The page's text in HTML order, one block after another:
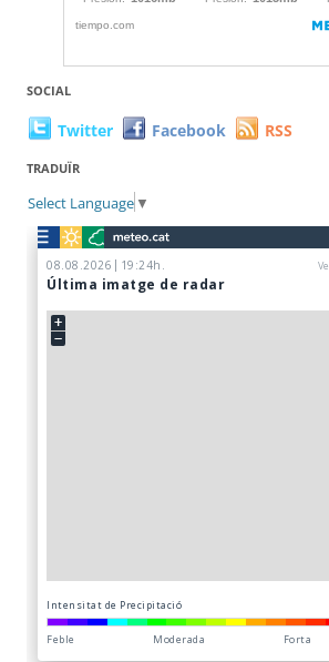
SOCIAL
Twitter Facebook RSS
TRADUÏR
Select Language ▼